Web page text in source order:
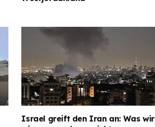
Israel greift den Iran an: Was wir